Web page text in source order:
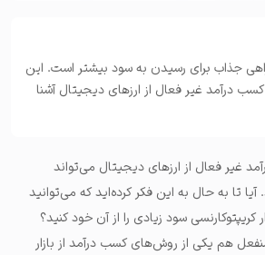
جذاب برای رسیدن به سود بیشتر است. این
کسب درآمد غیر فعال از ارزهای دیجیتال آشنا
غیر فعال از ارزهای دیجیتال می‌تواند
تا به حال به این فکر کرده‌اید که می‌توانید
کریپتوکارنسی سود زیادی را از آن خود کنید؟
هم یکی از روش‌های کسب درآمد از بازار